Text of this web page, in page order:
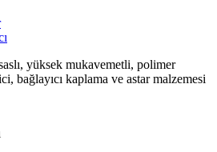
yüksek mukavemetli, polimer
bağlayıcı kaplama ve astar malzemesi